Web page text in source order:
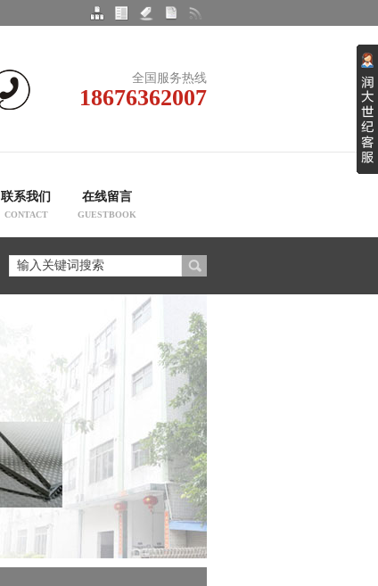
全国服务热线
18676362007
联系我们
CONTACT
在线留言
GUESTBOOK